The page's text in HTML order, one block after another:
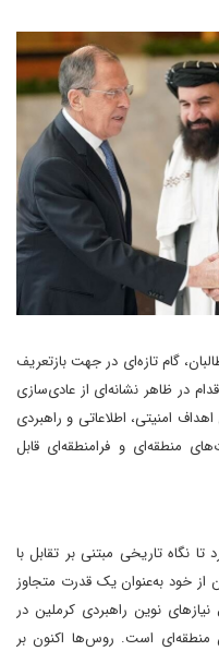
گام تازه‌ای در جهت بازتعریف
در ظاهر نشانه‌ای از عادی‌سازی
امنیتی، اطلاعاتی و راهبردی
منطقه‌ای و فرامنطقه‌ای قابل
نگاه تاریخی مبتنی بر تقابل با
از خود به‌عنوان یک قدرت متجاوز
نوین راهبردی کرملین در
منطقه‌ای است. روس‌ها اکنون بر